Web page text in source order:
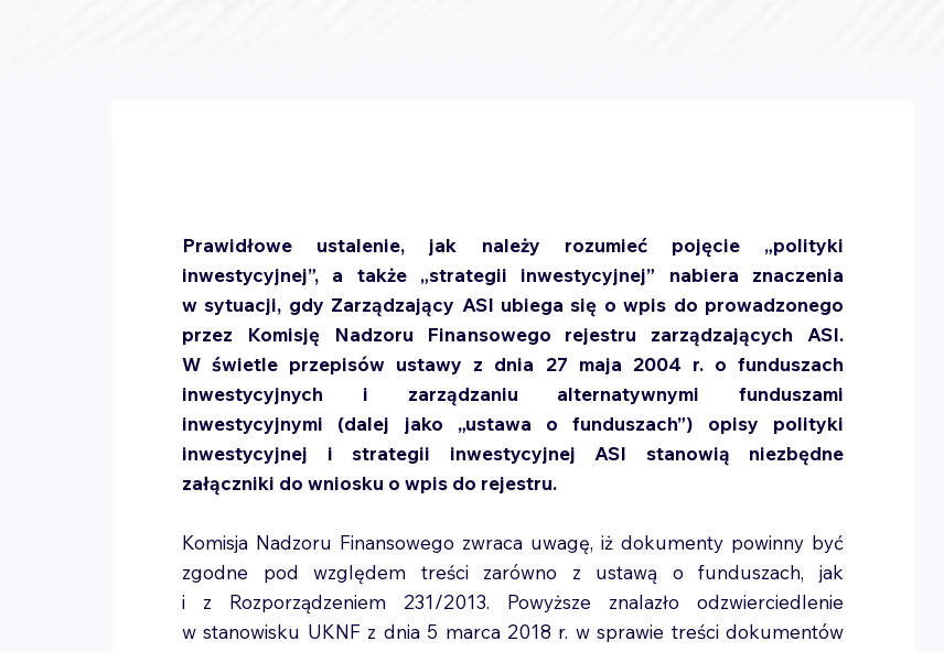
Prawidłowe ustalenie, jak należy rozumieć pojęcie „polityki
inwestycyjnej”, a także „strategii inwestycyjnej” nabiera znaczenia
w sytuacji, gdy Zarządzający ASI ubiega się o wpis do prowadzonego
przez Komisję Nadzoru Finansowego rejestru zarządzających ASI.
W świetle przepisów ustawy z dnia 27 maja 2004 r. o funduszach
inwestycyjnych i zarządzaniu alternatywnymi funduszami
inwestycyjnymi (dalej jako „ustawa o funduszach”) opisy polityki
inwestycyjnej i strategii inwestycyjnej ASI stanowią niezbędne
załączniki do wniosku o wpis do rejestru.
Komisja Nadzoru Finansowego zwraca uwagę, iż dokumenty powinny być
zgodne pod względem treści zarówno z ustawą o funduszach, jak
i z Rozporządzeniem 231/2013. Powyższe znalazło odzwierciedlenie
w stanowisku UKNF z dnia 5 marca 2018 r. w sprawie treści dokumentów